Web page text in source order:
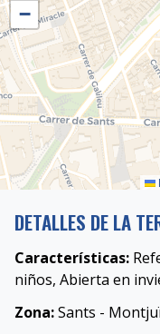
−
DETALLES DE LA
Características:
niños, Abierta en
Zona:Sants -